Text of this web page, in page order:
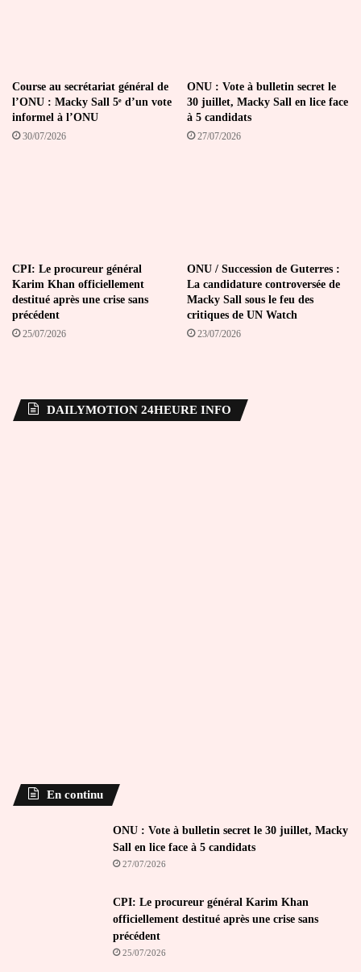
Course au secrétariat général de
l’ONU : Macky Sall 5ᵉ d’un vote
informel à l’ONU
30/07/2026
ONU : Vote à bulletin secret le
30 juillet, Macky Sall en lice face
à 5 candidats
27/07/2026
CPI: Le procureur général
Karim Khan officiellement
destitué après une crise sans
précédent
25/07/2026
ONU / Succession de Guterres :
La candidature controversée de
Macky Sall sous le feu des
critiques de UN Watch
23/07/2026
DAILYMOTION 24HEURE INFO
En continu
ONU : Vote à bulletin secret le 30 juillet, Macky
Sall en lice face à 5 candidats
27/07/2026
CPI: Le procureur général Karim Khan
officiellement destitué après une crise sans
précédent
25/07/2026